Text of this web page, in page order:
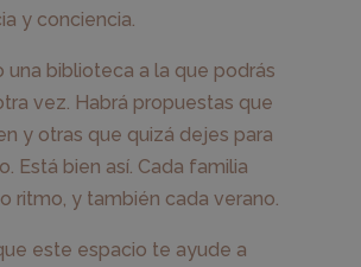
y conciencia.
una biblioteca a la que podrás
vez. Habrá propuestas que
y otras que quizá dejes para
Está bien así. Cada familia
ritmo, y también cada verano.
este espacio te ayude a